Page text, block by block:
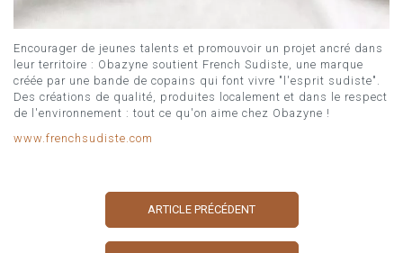
Encourager de jeunes talents et promouvoir un projet ancré dans
leur territoire : Obazyne soutient French Sudiste, une marque
créée par une bande de copains qui font vivre "l'esprit sudiste".
Des créations de qualité, produites localement et dans le respect
de l'environnement : tout ce qu'on aime chez Obazyne !
www.frenchsudiste.com
ARTICLE PRÉCÉDENT